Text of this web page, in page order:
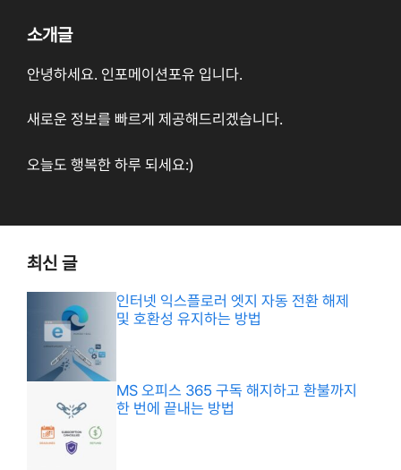
소개글
안녕하세요. 인포메이션포유 입니다.
새로운 정보를 빠르게 제공해드리겠습니다.
오늘도 행복한 하루 되세요:)
최신 글
인터넷 익스플로러 엣지 자동 전환 해제
및 호환성 유지하는 방법
MS 오피스 365 구독 해지하고 환불까지
한 번에 끝내는 방법